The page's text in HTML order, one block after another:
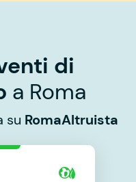
di
a Roma
su RomaAltruista